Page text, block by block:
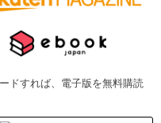
ドすれば、電子版を無料購読